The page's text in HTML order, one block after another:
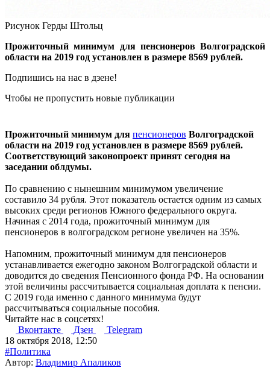
Рисунок Герды Штольц
Прожиточный минимум для пенсионеров Волгоградской
области на 2019 год установлен в размере 8569 рублей.
Подпишись на нас в дзене!
Чтобы не пропустить новые публикации
Прожиточный минимум для пенсионеров Волгоградской
области на 2019 год установлен в размере 8569 рублей.
Соответствующий законопроект принят сегодня на
заседании облдумы.
По сравнению с нынешним минимумом увеличение
составило 34 рубля. Этот показатель остается одним из самых
высоких среди регионов Южного федерального округа.
Начиная с 2014 года, прожиточный минимум для
пенсионеров в волгоградском регионе увеличен на 35%.
Напомним, прожиточный минимум для пенсионеров
устанавливается ежегодно законом Волгоградской области и
доводится до сведения Пенсионного фонда РФ. На основании
этой величины рассчитывается социальная доплата к пенсии.
С 2019 года именно с данного минимума будут
рассчитываться социальные пособия.
Читайте нас в соцсетях!
Вконтакте
Дзен
Telegram
18 октября 2018, 12:50
#Политика
Автор: Владимир Апаликов